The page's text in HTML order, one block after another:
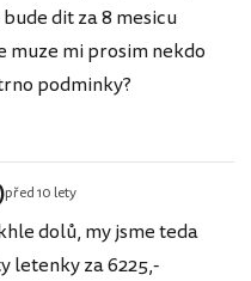
dit za 8 mesicu
muze mi prosim nekdo
podminky?
před 10 lety
dolů, my jsme teda
letenky za 6225,-